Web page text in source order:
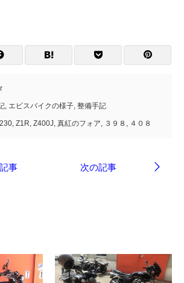
, エビスバイクの様子, 整備手記
, Z1R, Z400J, 真紅のフォア, ３９８ , ４０８